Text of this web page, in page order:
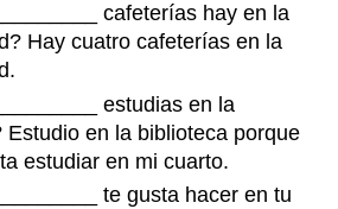
cafeterías hay en la
Hay cuatro cafeterías en la
estudias en la
Estudio en la biblioteca porque
estudiar en mi cuarto.
te gusta hacer en tu